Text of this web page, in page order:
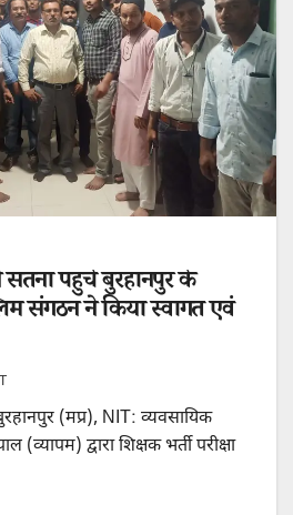
सतना पहुंचे बुरहानपुर के
संगठन ने किया स्वागत एवं
(मप्र), NIT: व्यवसायिक
(व्यापम) द्वारा शिक्षक भर्ती परीक्षा